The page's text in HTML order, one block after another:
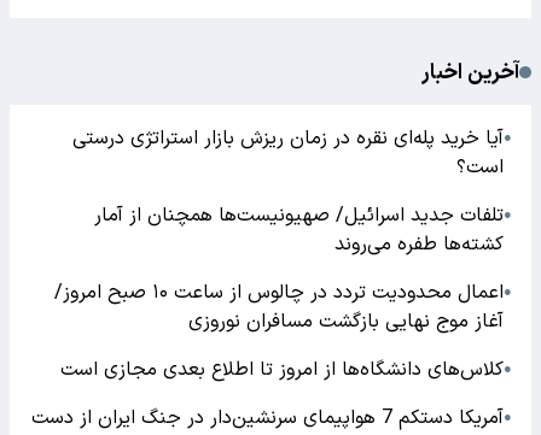
آخرین اخبار
●آیا خرید پله‌ای نقره در زمان ریزش بازار استراتژی درستی
است؟
●تلفات جدید اسرائیل/ صهیونیست‌ها همچنان از آمار
کشته‌ها طفره می‌روند
●
اعمال محدودیت تردد در چالوس از ساعت ۱۰ صبح امروز/
آغاز موج نهایی بازگشت مسافران نوروزی
●کلاس‌های دانشگاه‌ها از امروز تا اطلاع بعدی مجازی است
●
آمریکا دستکم 7 هواپیمای سرنشین‌دار در جنگ ایران از دست